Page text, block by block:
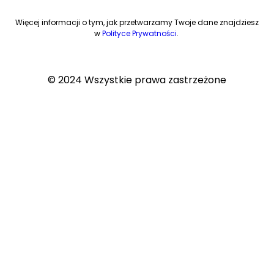
Więcej informacji o tym, jak przetwarzamy Twoje dane znajdziesz
wPolityce Prywatności.
© 2024 Wszystkie prawa zastrzeżone